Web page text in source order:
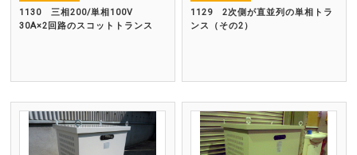
1130 三相200/単相100V
30A×2回路のスコットトランス
1129 2次側が直並列の単相トラ
ンス（その2）